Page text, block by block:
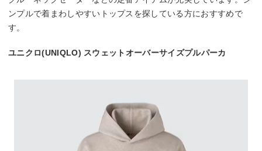
ンプルで着まわしやすいトップスを探している方におすすめで
す。
ユニクロ(UNIQLO) スウェットオーバーサイズプルパーカ